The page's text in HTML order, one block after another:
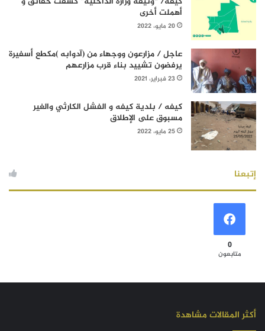
أهملت أخرى
20 مايو، 2022
عاجل / مزارعون ووجهاء من (آدوابه )مكطع أسفيرة
يرفضون تشييد بناء قرب مزارعهم
23 فبراير، 2021
كيفه / بلدية كيفه و الفشل الكارثي والغير
مسبوق على الإطلاق
25 مايو، 2022
إتبعنا
0
متابعون
أكثر المقالات مشاهدة